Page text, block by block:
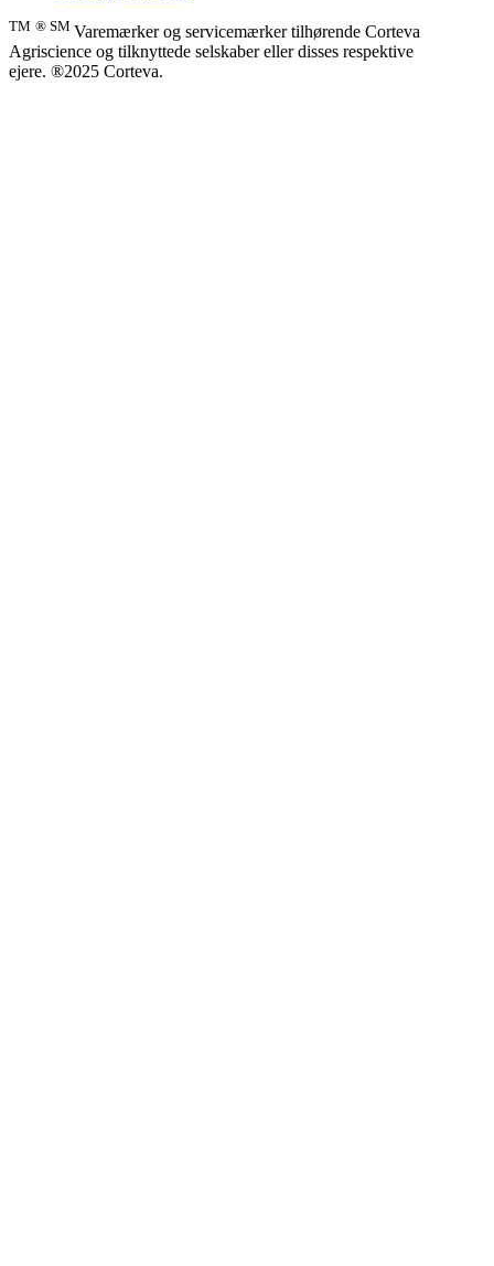
TM ® SM Varemærker og servicemærker tilhørende Corteva
Agriscience og tilknyttede selskaber eller disses respektive
ejere. ®2025 Corteva.